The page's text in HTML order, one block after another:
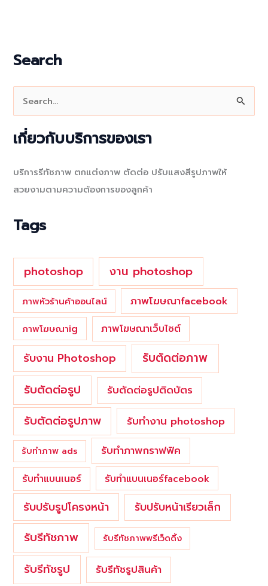
Search
r
เกี่ยวกับบริการของเรา
บริการรีทัชภาพ ตกแต่งภาพ ตัดต่อ ปรับแสงสีรูปภาพให้
สวยงามตามความต้องการของลูกค้า
Tags
photoshop งาน photoshop
ภาพหัวร้านค้าออนไลน์ ภาพโฆษณาfacebook
ภาพโฆษณาig ภาพโฆษณาเว็บไซต์
รับงาน Photoshop
รับตัดต่อภาพ
รับตัดต่อรูป
รับตัดต่อรูปติดบัตร
รับตัดต่อรูปภาพ รับทำงาน photoshop
รับทำภาพ ads รับทำภาพกราฟฟิค
รับทำแบนเนอร์ รับทำแบนเนอร์facebook
รับปรับรูปโครงหน้า รับปรับหน้าเรียวเล็ก
รับรีทัชภาพ รับรีทัชภาพพรีเว็ดดิ้ง
รับรีทัชรูป
รับรีทัชรูปสินค้า